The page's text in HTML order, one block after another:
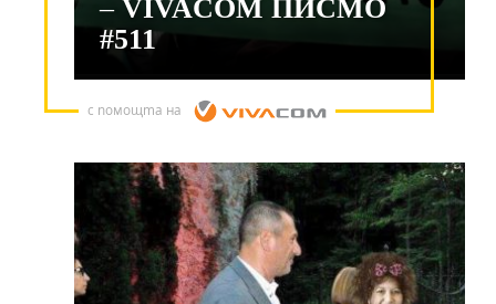
– VIVACOM ПИСМО
#511
с помощта на